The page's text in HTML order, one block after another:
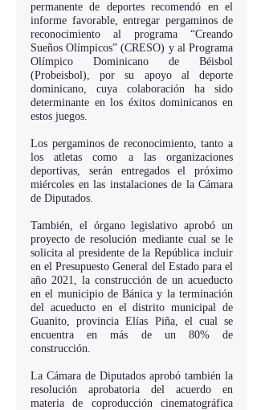
permanente de deportes recomendó en el
informe favorable, entregar pergaminos de
reconocimiento al programa “Creando
Sueños Olímpicos” (CRESO) y al Programa
Olímpico Dominicano de Béisbol
(Probeisbol), por su apoyo al deporte
dominicano, cuya colaboración ha sido
determinante en los éxitos dominicanos en
estos juegos.
Los pergaminos de reconocimiento, tanto a
los atletas como a las organizaciones
deportivas, serán entregados el próximo
miércoles en las instalaciones de la Cámara
de Diputados.
También, el órgano legislativo aprobó un
proyecto de resolución mediante cual se le
solicita al presidente de la República incluir
en el Presupuesto General del Estado para el
año 2021, la construcción de un acueducto
en el municipio de Bánica y la terminación
del acueducto en el distrito municipal de
Guanito, provincia Elías Piña, el cual se
encuentra en más de un 80% de
construcción.
La Cámara de Diputados aprobó también la
resolución aprobatoria del acuerdo en
materia de coproducción cinematográfica